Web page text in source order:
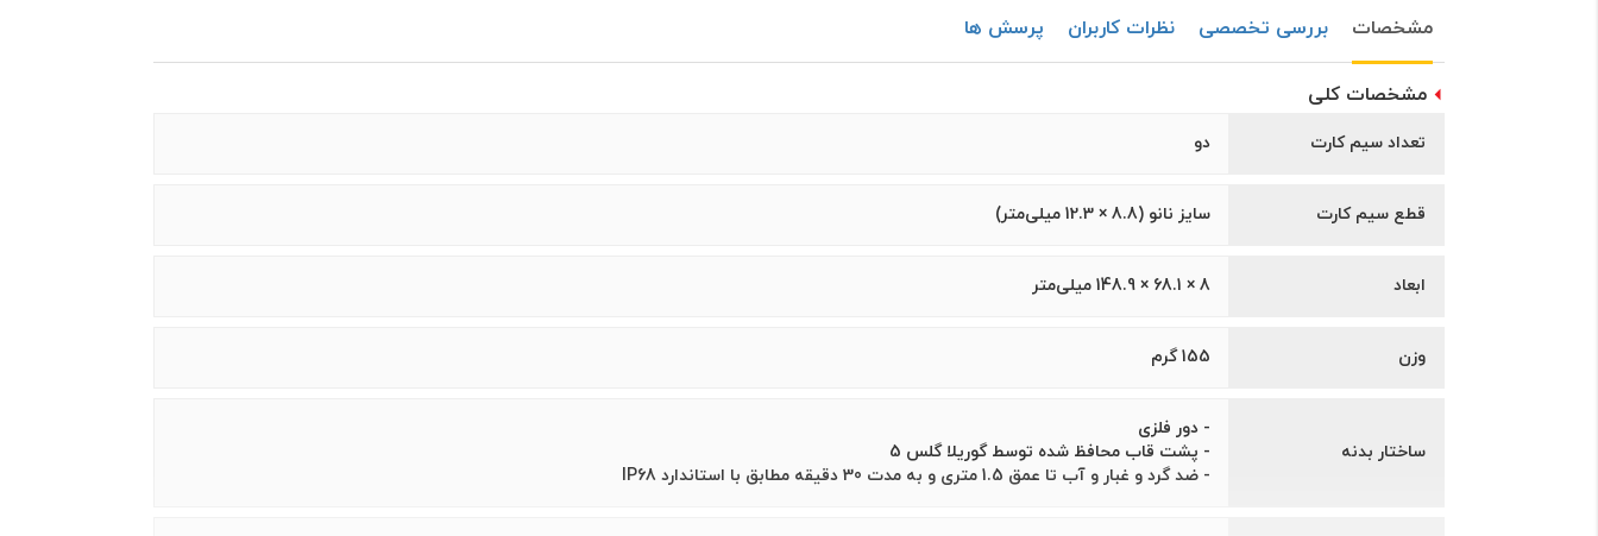
مشخصات بررسی تخصصی نظرات کاربران پرسش ها
مشخصات کلی
تعداد سیم کارت دو
قطع سیم کارت سایز نانو (8.8 × 12.3 میلی‌متر)
ابعاد 8 × 68.1 × 148.9 میلی‌متر
وزن 155 گرم
ساختار بدنه
- دور فلزی
- پشت قاب محافظ شده توسط گوریلا گلس 5
- ضد گرد و غبار و آب تا عمق 1.5 متری و به مدت 30 دقیقه مطابق با استاندارد IP68